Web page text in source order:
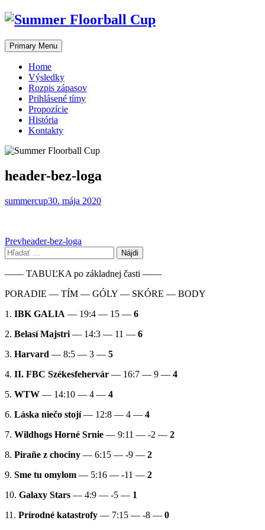
Skip
content
Primary Menu
Home
Výsledky
Rozpis zápasov
Prihlásené tímy
Propozície
História
Kontakty
header-bez-loga
summercup30. mája 2020
Post
navigation
Prevheader-bez-loga
Hľadať:
–––– TABUĽKA po základnej časti ––––
PORADIE — TÍM — GÓLY — SKÓRE — BODY
1. IBK GALIA — 19:4 — 15 — 6
2. Belasí Majstri — 14:3 — 11 — 6
3. Harvard — 8:5 — 3 — 5
4. II. FBC Székesfehervár — 16:7 — 9 — 4
5. WTW — 14:10 — 4 — 4
6. Láska niečo stojí— 12:8 — 4 — 4
7. Wildhogs Horné Srnie — 9:11 — -2 — 2
8. Pirañe z chociny — 6:15 — -9 — 2
9. Sme tu omylom — 5:16 — -11 — 2
10. Galaxy Stars — 4:9 — -5 — 1
11. Prírodné katastrofy — 7:15 — -8 — 0